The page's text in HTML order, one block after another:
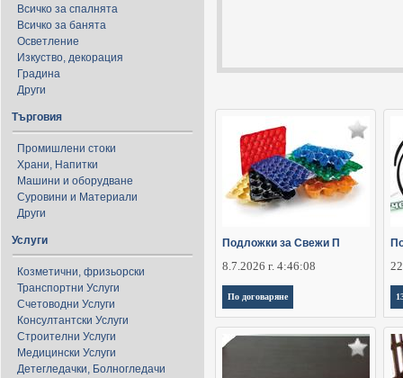
Всичко за спалнята
Всичко за банята
Осветление
Изкуство, декорация
Градина
Други
Търговия
Промишлени стоки
Храни, Напитки
Машини и оборудване
Суровини и Материали
Други
Услуги
Козметични, фризьорски
Транспортни Услуги
Счетоводни Услуги
Консултантски Услуги
Строителни Услуги
Медицински Услуги
Детегледачки, Болногледачи
Подложки за Свежи П
8.7.2026 г. 4:46:08
По договаряне